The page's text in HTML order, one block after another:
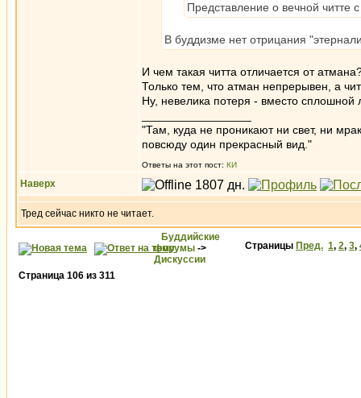
Представление о вечной читте
В буддизме нет отрицания
И чем такая читта отличается от
Только тем, что атман непрерывен, а
Ну, невелика потеря - вместо
"Там, куда не проникают ни свет, ни
повсюду один прекрасный вид."
Ответы на этот пост: КИ
Наверх
Тред сейчас никто не читает.
Буддийские
форумы ->
Дискуссии
Страницы Пред. 1, 2, 3,
Страница 106 из 311